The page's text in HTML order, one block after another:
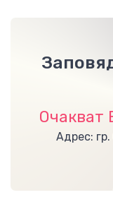
Очакват
Адрес: